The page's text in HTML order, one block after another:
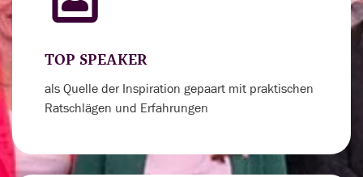
TOP SPEAKER
als Quelle der Inspiration gepaart mit praktischen
Ratschlägen und Erfahrungen